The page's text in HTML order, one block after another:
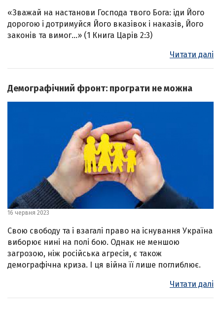
«Зважай на настанови Господа твого Бога: іди Його
дорогою і дотримуйся Його вказівок і наказів, Його
законів та вимог…» (1 Книга Царів 2:3)
Читати далі
Демографічний фронт: програти не можна
16 червня 2023
Свою свободу та і взагалі право на існування Україна
виборює нині на полі бою. Однак не меншою
загрозою, ніж російська агресія, є також
демографічна криза. І ця війна її лише поглиблює.
Читати далі